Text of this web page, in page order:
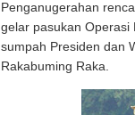
Penganugerahan
gelar pasukan Operasi
sumpah Presiden dan
Rakabuming Raka.